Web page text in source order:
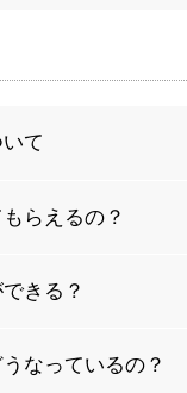
て
らえるの？
きる？
なっているの？